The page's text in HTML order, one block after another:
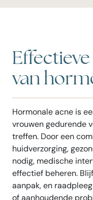
van
Hormonale acne is
vrouwen gedurende
treffen. Door een
huidverzorging,
nodig, medische
effectief beheren.
aanpak, en
of aanhoudende